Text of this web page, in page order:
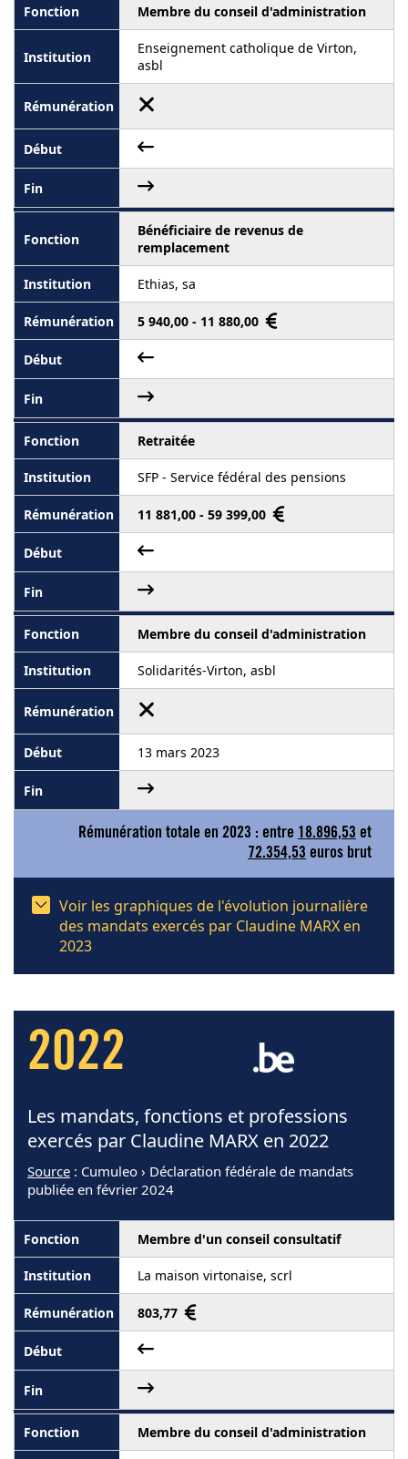
Membre du conseil d'administration
Enseignement catholique de Virton,
asbl
Bénéficiaire de revenus de
remplacement
Ethias, sa
5 940,00 - 11 880,00
Retraitée
SFP - Service fédéral des pensions
11 881,00 - 59 399,00
Membre du conseil d'administration
Solidarités-Virton, asbl
13 mars 2023
Rémunération totale en 2023 : entre 18.896,53 et
72.354,53 euros brut
Voir les graphiques de l'évolution journalière
des mandats exercés par Claudine MARX en
2023
2022
Les mandats, fonctions et professions
exercés par Claudine MARX en 2022
Source : Cumuleo › Déclaration fédérale de mandats
publiée en février 2024
Membre d'un conseil consultatif
La maison virtonaise, scrl
803,77
Membre du conseil d'administration